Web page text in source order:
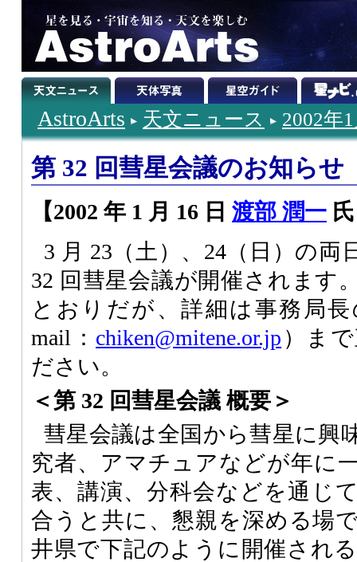
AstroArts 天文ニュース 2002年
第 32 回彗星会議のお知らせ
【2002 年 1 月 16 日 渡部 潤一
3 月 23（土）、24（日）の両
32 回彗星会議が開催されます
とおりだが、詳細は事務局
mail： chiken@mitene.or.jp ）ま
ださい。
＜第 32 回彗星会議 概要＞
彗星会議は全国から彗星に興
究者、アマチュアなどが年に
表、講演、分科会などを通じ
合うと共に、懇親を深める場
井県で下記のように開催され